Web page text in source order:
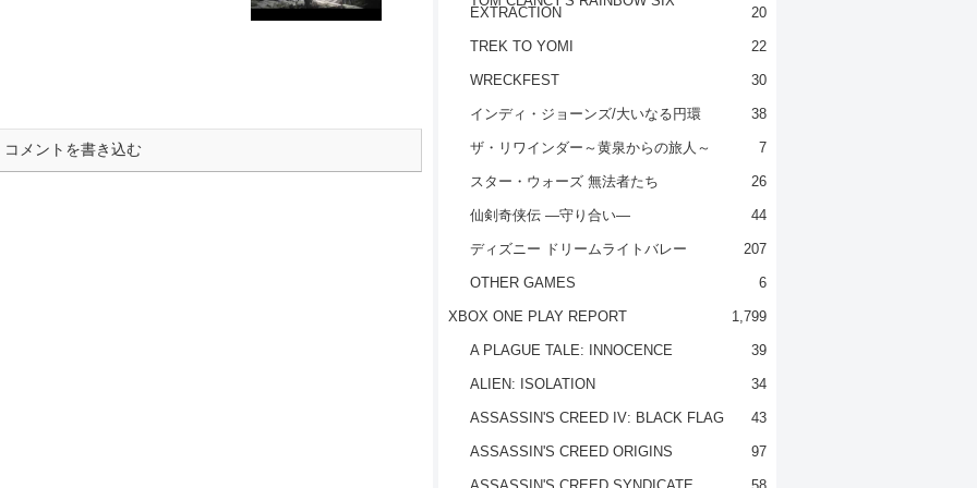
コメントを書き込む
EXTRACTION 20
TREK TO YOMI 22
WRECKFEST 30
インディ・ジョーンズ/大いなる円環 38
ザ・リワインダー～黄泉からの旅人～ 7
スター・ウォーズ 無法者たち 26
仙剣奇侠伝 ―守り合い― 44
ディズニー ドリームライトバレー 207
OTHER GAMES 6
XBOX ONE PLAY REPORT 1,799
A PLAGUE TALE: INNOCENCE 39
ALIEN: ISOLATION 34
ASSASSIN'S CREED IV: BLACK FLAG 43
ASSASSIN'S CREED ORIGINS 97